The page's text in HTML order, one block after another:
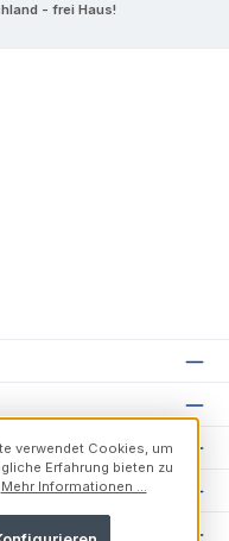
- frei Haus!
verwendet Cookies, um
Erfahrung bieten zu
Mehr Informationen ...